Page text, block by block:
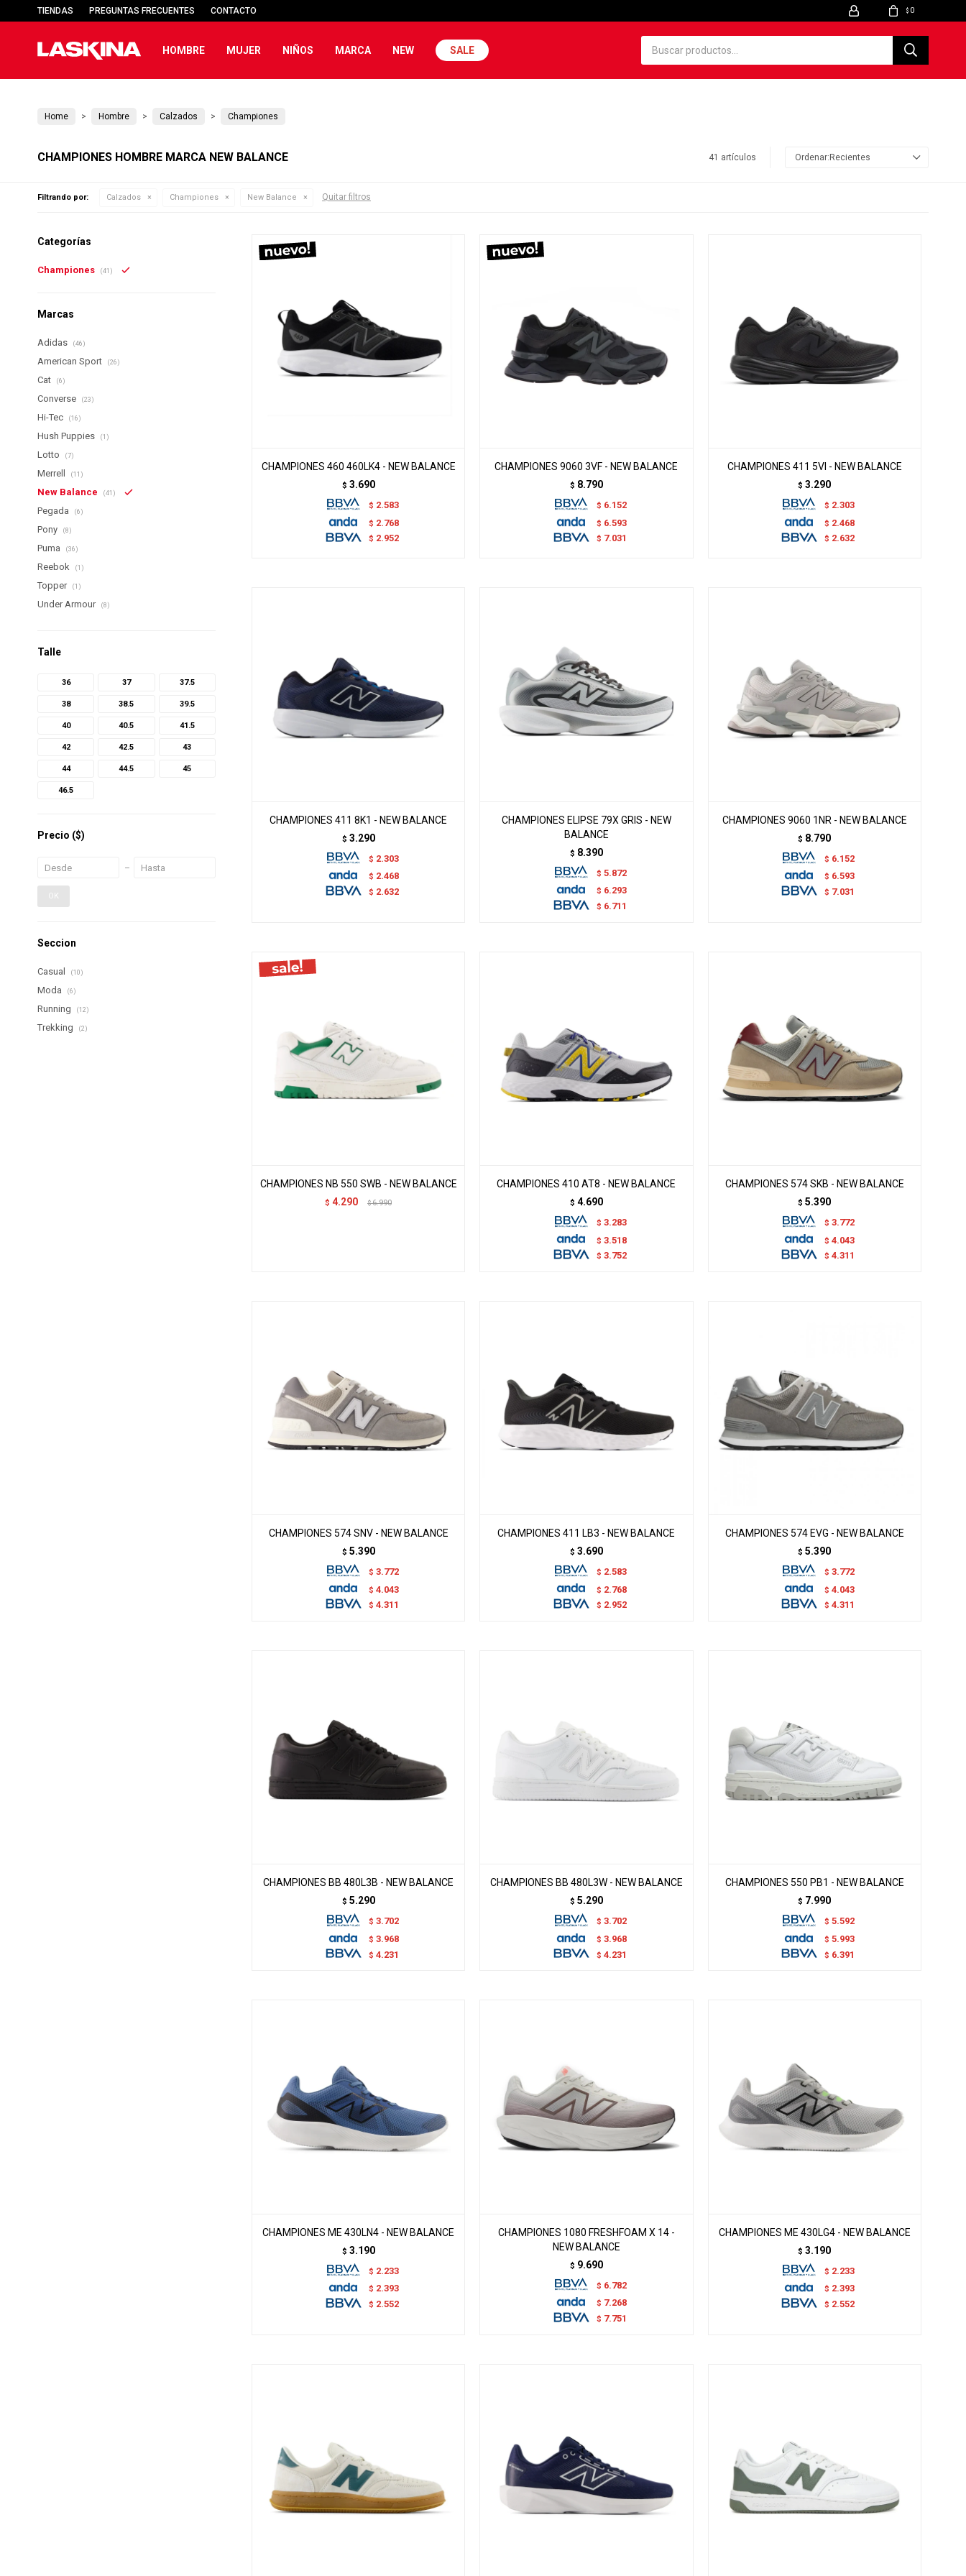
HOMBRE MUJER NIÑOS MARCA NEW SALE
$ 0
TIENDAS PREGUNTAS FRECUENTES CONTACTO
Home Hombre Calzados Championes
CHAMPIONES HOMBRE MARCA NEW BALANCE 41 artículos Recientes
Filtrando por: Calzados Championes New Balance Quitar filtros
CHAMPIONES 460 460LK4 - NEW BALANCE
$ 3.690
$ 2.583
$ 2.768
$ 2.952
CHAMPIONES 9060 3VF - NEW BALANCE
$ 8.790
$ 6.152
$ 6.593
$ 7.031
CHAMPIONES 411 5VI - NEW BALANCE
$ 3.290
$ 2.303
$ 2.468
$ 2.632
CHAMPIONES 411 8K1 - NEW BALANCE
$ 3.290
$ 2.303
$ 2.468
$ 2.632
CHAMPIONES ELIPSE 79X GRIS - NEW
BALANCE
$ 8.390
$ 5.872
$ 6.293
$ 6.711
CHAMPIONES 9060 1NR - NEW BALANCE
$ 8.790
$ 6.152
$ 6.593
$ 7.031
CHAMPIONES NB 550 SWB - NEW BALANCE
$ 4.290 $ 6.990
CHAMPIONES 410 AT8 - NEW BALANCE
$ 4.690
$ 3.283
$ 3.518
$ 3.752
CHAMPIONES 574 SKB - NEW BALANCE
$ 5.390
$ 3.772
$ 4.043
$ 4.311
CHAMPIONES 574 SNV - NEW BALANCE
$ 5.390
$ 3.772
$ 4.043
$ 4.311
CHAMPIONES 411 LB3 - NEW BALANCE
$ 3.690
$ 2.583
$ 2.768
$ 2.952
CHAMPIONES 574 EVG - NEW BALANCE
$ 5.390
$ 3.772
$ 4.043
$ 4.311
CHAMPIONES BB 480L3B - NEW BALANCE
$ 5.290
$ 3.702
$ 3.968
$ 4.231
CHAMPIONES BB 480L3W - NEW BALANCE
$ 5.290
$ 3.702
$ 3.968
$ 4.231
CHAMPIONES 550 PB1 - NEW BALANCE
$ 7.990
$ 5.592
$ 5.993
$ 6.391
CHAMPIONES ME 430LN4 - NEW BALANCE
$ 3.190
$ 2.233
$ 2.393
$ 2.552
CHAMPIONES 1080 FRESHFOAM X 14 -
NEW BALANCE
$ 9.690
$ 6.782
$ 7.268
$ 7.751
CHAMPIONES ME 430LG4 - NEW BALANCE
$ 3.190
$ 2.233
$ 2.393
$ 2.552
Categorías
Championes (41)
Marcas
Adidas (46)
American Sport (26)
Cat (6)
Converse (23)
Hi-Tec (16)
Hush Puppies (1)
Lotto (7)
Merrell (11)
New Balance (41)
Pegada (6)
Pony (8)
Puma (36)
Reebok (1)
Topper (1)
Under Armour (8)
Talle
36 37 37.5
38 38.5 39.5
40 40.5 41.5
42 42.5 43
44 44.5 45
46.5
Precio ($)
OK
Seccion
Casual (10)
Moda (6)
Running (12)
Trekking (2)